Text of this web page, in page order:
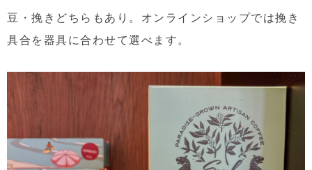
豆・挽きどちらもあり。オンラインショップでは挽き
具合を器具に合わせて選べます。